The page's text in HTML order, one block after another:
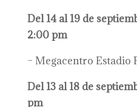
Del 14 al 19 de
2:00 pm
– Megacentro Estadio
Del 13 al 18 de
pm